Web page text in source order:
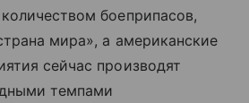
боеприпасов,
мира», а американские
сейчас производят
темпами